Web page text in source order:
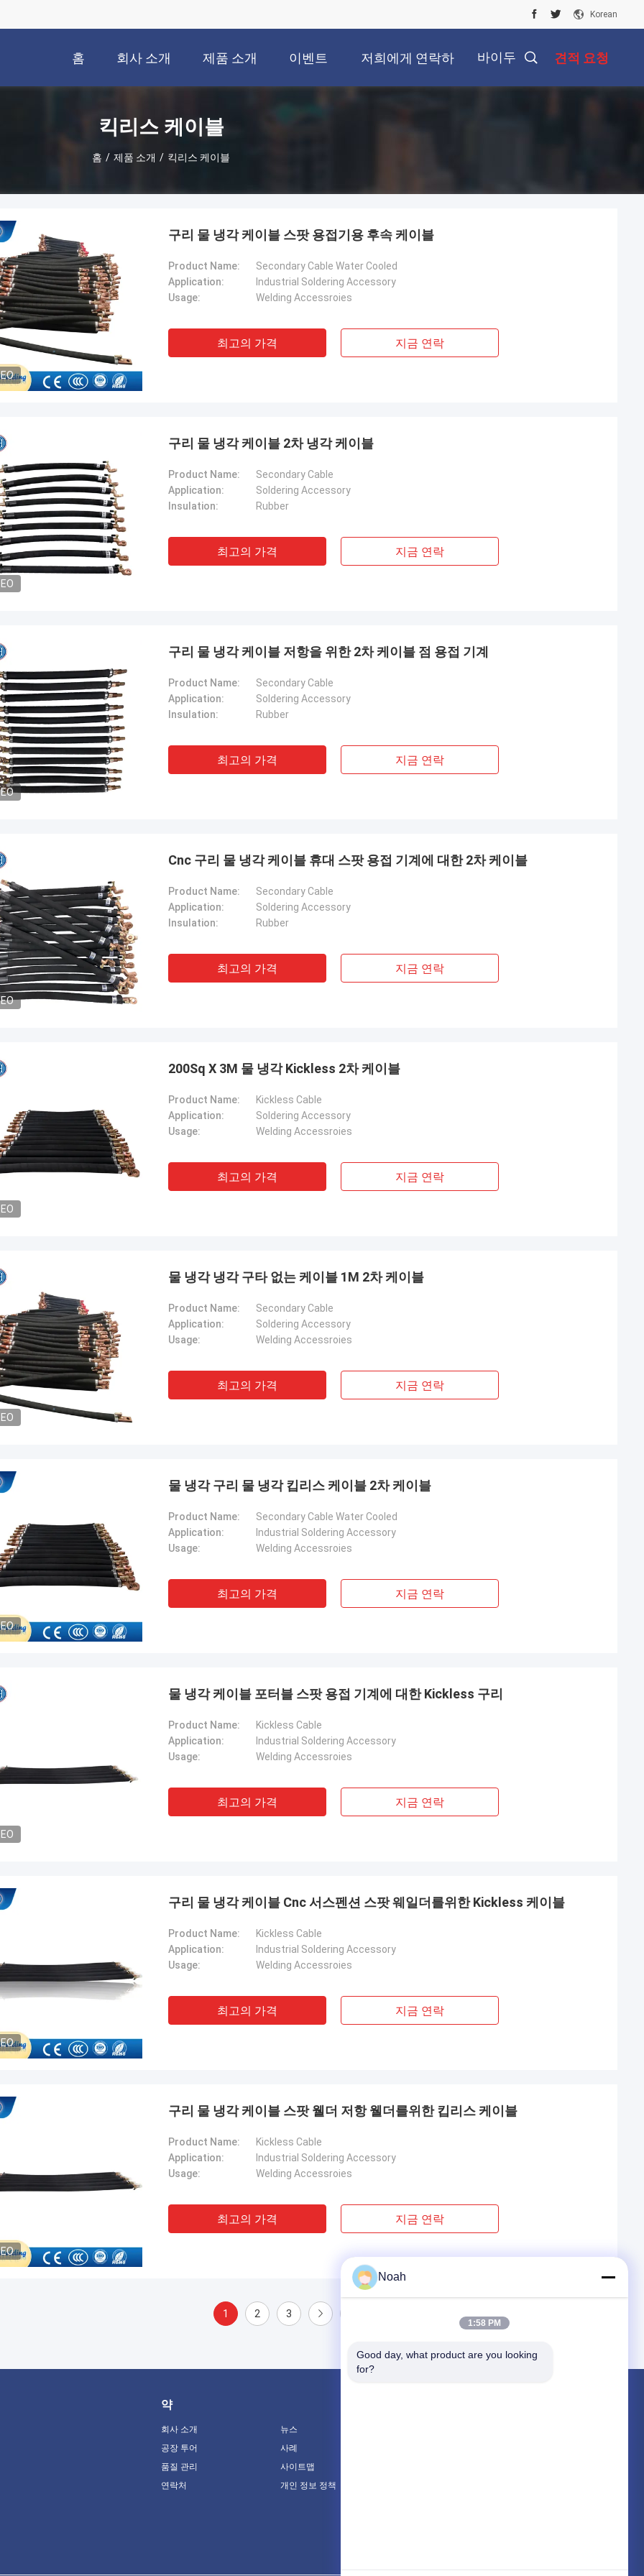
Korean
홈 회사 소개 제품 소개 이벤트 저희에게 연락하 바이두 견적 요청
킥리스 케이블
홈 / 제품 소개 / 킥리스 케이블
친구 에게 추천 되었습니다. 구매
질 이 정말 좋고, 표면 이 매끄럽고,
떨어지지 않고, 견고 하고 내구성
이라고 생각 했습니다. 구매 할 만
있습니다.
귀사에 대한 자세한 정보를 각 섹션별로 자유
롭게 추가하세요. 더 구체적인 예시나 추가적
구리 물 냉각 케이블 스팟 용접기용 후속 케이블
Product Name:
Secondary Cable Water Cooled
Application:
Industrial Soldering Accessory
Usage:
Welding Accessroies
최고의 가격 지금 연락
구리 물 냉각 케이블 2차 냉각 케이블
Product Name:
Secondary Cable
Application:
Soldering Accessory
Insulation:
Rubber
최고의 가격 지금 연락
구리 물 냉각 케이블 저항을 위한 2차 케이블 점 용접 기계
Product Name:
Secondary Cable
Application:
Soldering Accessory
Insulation:
Rubber
최고의 가격 지금 연락
Cnc 구리 물 냉각 케이블 휴대 스팟 용접 기계에 대한 2차 케이블
Product Name:
Secondary Cable
Application:
Soldering Accessory
Insulation:
Rubber
최고의 가격 지금 연락
200Sq X 3M 물 냉각 Kickless 2차 케이블
Product Name:
Kickless Cable
Application:
Soldering Accessory
Usage:
Welding Accessroies
최고의 가격 지금 연락
물 냉각 냉각 구타 없는 케이블 1M 2차 케이블
Product Name:
Secondary Cable
Application:
Soldering Accessory
Usage:
Welding Accessroies
최고의 가격 지금 연락
물 냉각 구리 물 냉각 킵리스 케이블 2차 케이블
Product Name:
Secondary Cable Water Cooled
Application:
Industrial Soldering Accessory
Usage:
Welding Accessroies
최고의 가격 지금 연락
물 냉각 케이블 포터블 스팟 용접 기계에 대한 Kickless 구리
Product Name:
Kickless Cable
Application:
Industrial Soldering Accessory
Usage:
Welding Accessroies
최고의 가격 지금 연락
구리 물 냉각 케이블 Cnc 서스펜션 스팟 웨일더를위한 Kickless 케이블
Product Name:
Kickless Cable
Application:
Industrial Soldering Accessory
Usage:
Welding Accessroies
최고의 가격 지금 연락
구리 물 냉각 케이블 스팟 웰더 저항 웰더를위한 킵리스 케이블
Product Name:
Kickless Cable
Application:
Industrial Soldering Accessory
Usage:
Welding Accessroies
최고의 가격 지금 연락
1 2 3
약
회사 소개
공장 투어
품질 관리
연락처
뉴스
사례
사이트맵
개인 정보 정책
Noah
1:58 PM
Good day, what product are you looking
for?